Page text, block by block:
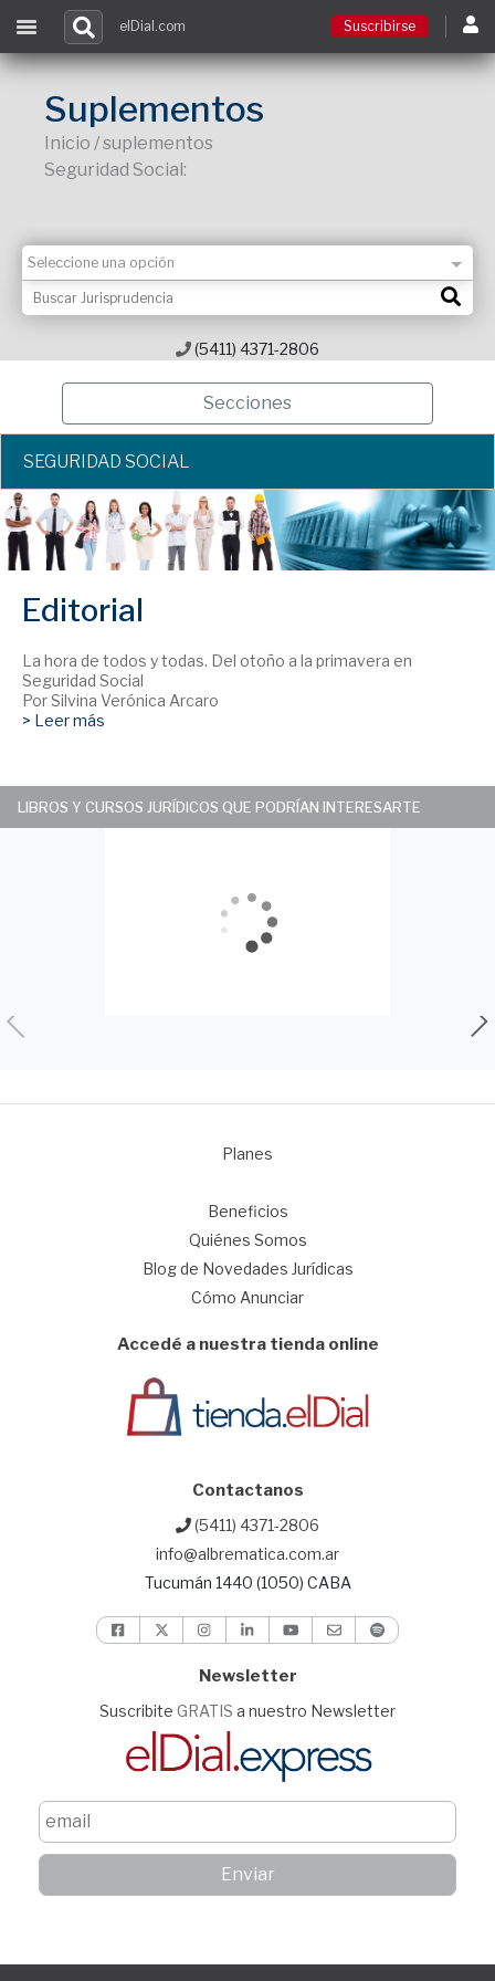
elDial.com Suscribirse
Suplementos
Inicio / suplementos
Seguridad Social:
(5411) 4371-2806
Secciones
SEGURIDAD SOCIAL
Editorial
La hora de todos y todas. Del otoño a la primavera en
Seguridad Social
Por Silvina Verónica Arcaro
> Leer más
LIBROS Y CURSOS JURÍDICOS QUE PODRÍAN INTERESARTE
Planes
Beneficios
Quiénes Somos
Blog de Novedades Jurídicas
Cómo Anunciar
Accedé a nuestra tienda online
Contactanos
(5411) 4371-2806
info@albrematica.com.ar
Tucumán 1440 (1050) CABA
Newsletter
Suscribite GRATIS a nuestro Newsletter